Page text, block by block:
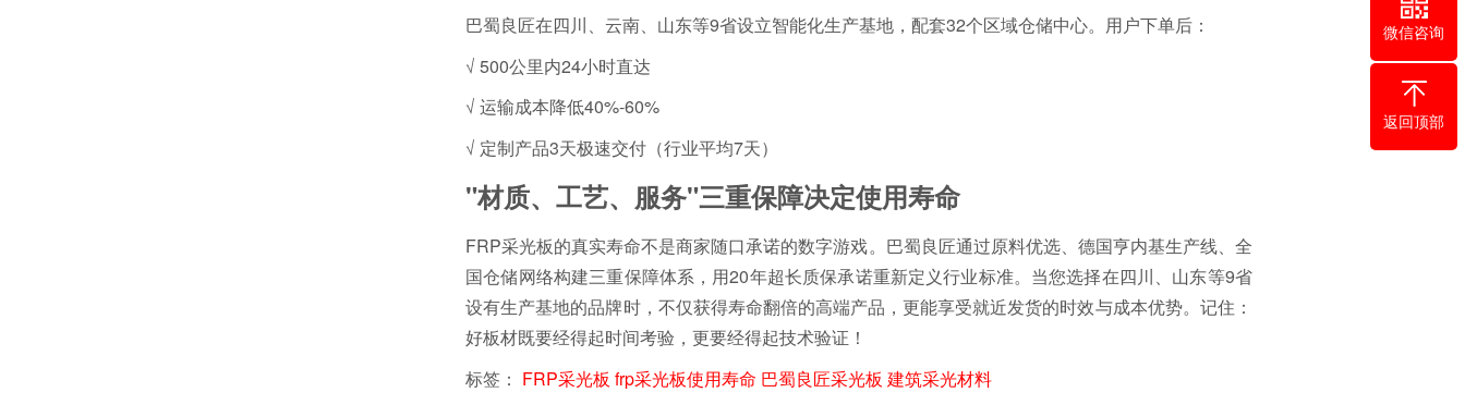
巴蜀良匠在四川、云南、山东等9省设立智能化生产基地，配套32个区域仓储中心。用户下单后：
√ 500公里内24小时直达
√ 运输成本降低40%-60%
√ 定制产品3天极速交付（行业平均7天）
"材质、工艺、服务"三重保障决定使用寿命
FRP采光板的真实寿命不是商家随口承诺的数字游戏。巴蜀良匠通过原料优选、德国亨内基生产线、全
国仓储网络构建三重保障体系，用20年超长质保承诺重新定义行业标准。当您选择在四川、山东等9省
设有生产基地的品牌时，不仅获得寿命翻倍的高端产品，更能享受就近发货的时效与成本优势。记住：
好板材既要经得起时间考验，更要经得起技术验证！
标签： FRP采光板 frp采光板使用寿命 巴蜀良匠采光板 建筑采光材料
微信咨询
返回顶部